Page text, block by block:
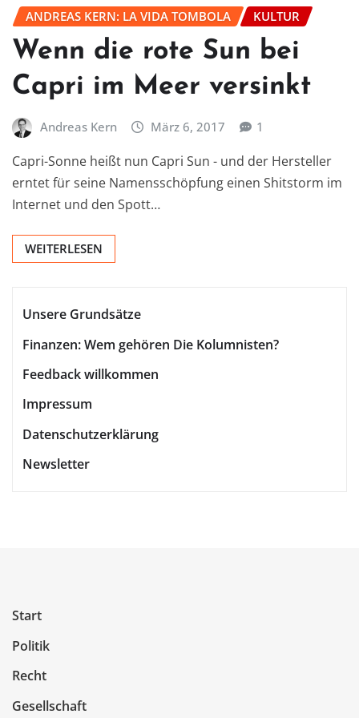
ANDREAS KERN: LA VIDA TOMBOLA KULTUR
Wenn die rote Sun bei
Capri im Meer versinkt
Andreas Kern März 6, 2017 1
Capri-Sonne heißt nun Capri Sun - und der Hersteller
erntet für seine Namensschöpfung einen Shitstorm im
Internet und den Spott…
WEITERLESEN
Unsere Grundsätze
Finanzen: Wem gehören Die Kolumnisten?
Feedback willkommen
Impressum
Datenschutzerklärung
Newsletter
Start
Politik
Recht
Gesellschaft